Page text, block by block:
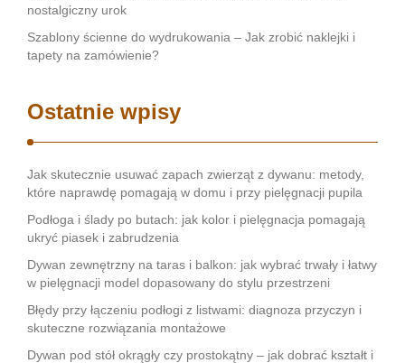
nostalgiczny urok
Szablony ścienne do wydrukowania – Jak zrobić naklejki i
tapety na zamówienie?
Ostatnie wpisy
Jak skutecznie usuwać zapach zwierząt z dywanu: metody,
które naprawdę pomagają w domu i przy pielęgnacji pupila
Podłoga i ślady po butach: jak kolor i pielęgnacja pomagają
ukryć piasek i zabrudzenia
Dywan zewnętrzny na taras i balkon: jak wybrać trwały i łatwy
w pielęgnacji model dopasowany do stylu przestrzeni
Błędy przy łączeniu podłogi z listwami: diagnoza przyczyn i
skuteczne rozwiązania montażowe
Dywan pod stół okrągły czy prostokątny – jak dobrać kształt i